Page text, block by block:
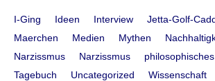
I-Ging Ideen Interview Jetta-Golf-
Maerchen
Medien Mythen
Narzissmus
Narzissmus philosophisches
Tagebuch
Uncategorized Wissenschaft